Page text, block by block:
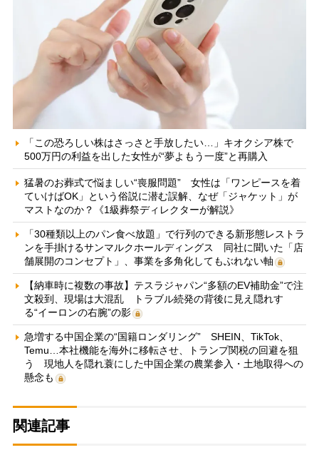
「この恐ろしい株はさっさと手放したい…」キオクシア株で
500万円の利益を出した女性が“夢よもう一度”と再購入
猛暑のお葬式で悩ましい“喪服問題” 女性は「ワンピースを着
ていけばOK」という俗説に潜む誤解、なぜ「ジャケット」が
マストなのか？《1級葬祭ディレクターが解説》
「30種類以上のパン食べ放題」で行列のできる新形態レストラ
ンを手掛けるサンマルクホールディングス 同社に聞いた「店
舗展開のコンセプト」、事業を多角化してもぶれない軸
【納車時に複数の事故】テスラジャパン“多額のEV補助金”で注
文殺到、現場は大混乱 トラブル続発の背後に見え隠れす
る“イーロンの右腕”の影
急増する中国企業の“国籍ロンダリング” SHEIN、TikTok、
Temu…本社機能を海外に移転させ、トランプ関税の回避を狙
う 現地人を隠れ蓑にした中国企業の農業参入・土地取得への
懸念も
関連記事